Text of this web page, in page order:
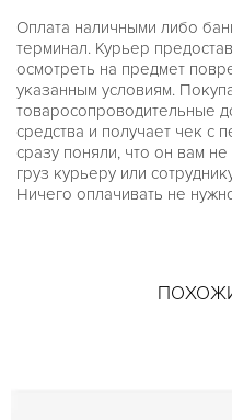
Оплата наличными либо
терминал. Курьер
осмотреть на предмет
указанным условиям.
товаросопроводительные
средства и получает чек с
сразу поняли, что он вам
груз курьеру или
Ничего оплачивать не